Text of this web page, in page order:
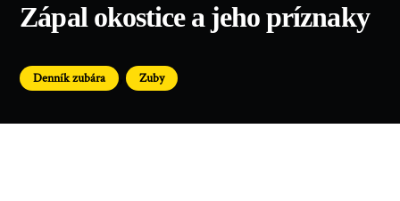
Zápal okostice a jeho príznaky
Denník zubára , Zuby